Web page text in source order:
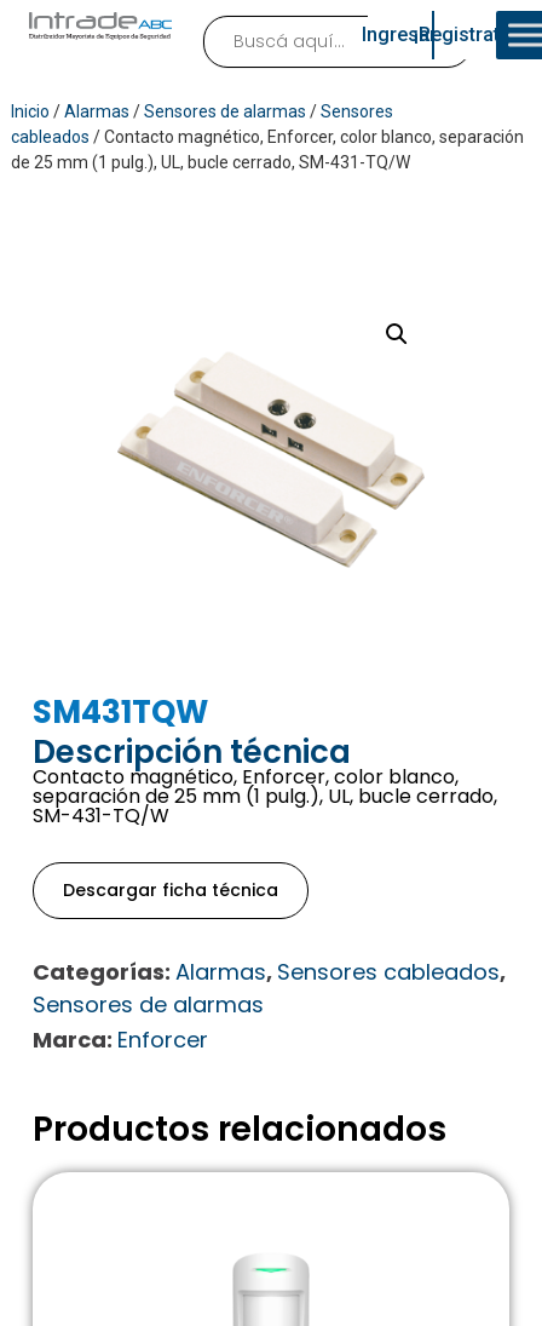
Ingresar¡Registrate!
Inicio /Alarmas /Sensores de alarmas /Sensores
cableados / Contacto magnético, Enforcer, color blanco, separación
de 25 mm (1 pulg.), UL, bucle cerrado, SM-431-TQ/W
SM431TQW
Descripción técnica
Contacto magnético, Enforcer, color blanco,
separación de 25 mm (1 pulg.), UL, bucle cerrado,
SM-431-TQ/W
Descargar ficha técnica
Categorías: Alarmas, Sensores cableados,
Sensores de alarmas
Marca: Enforcer
Productos relacionados